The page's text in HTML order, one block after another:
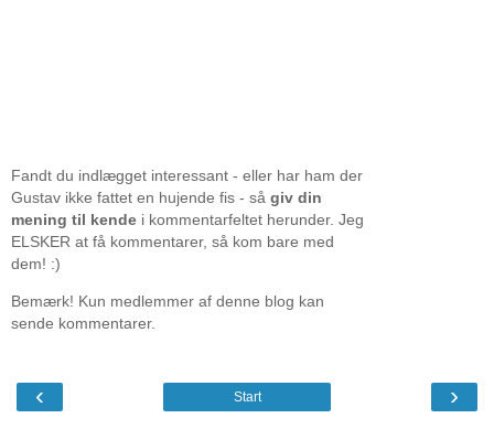
Fandt du indlægget interessant - eller har ham der
Gustav ikke fattet en hujende fis - så giv din
mening til kende i kommentarfeltet herunder. Jeg
ELSKER at få kommentarer, så kom bare med
dem! :)
Bemærk! Kun medlemmer af denne blog kan
sende kommentarer.
‹ ›
Start